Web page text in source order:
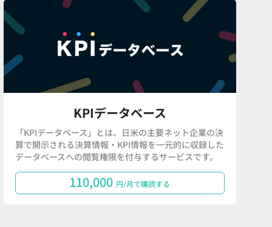
KPIデータベース
「KPIデータベース」とは、日米の主要ネット企業の決
算で開示される決算情報・KPI情報を一元的に収録した
データベースへの閲覧権限を付与するサービスです。
110,000 円/月で購読する